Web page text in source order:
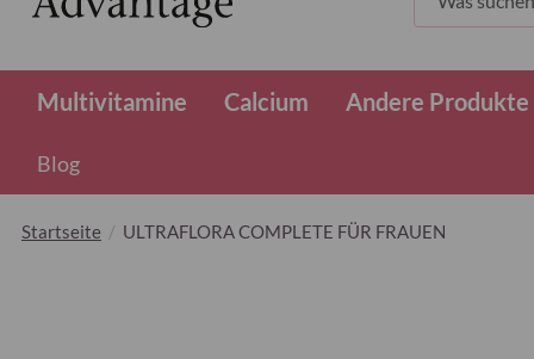
Suchen
Multivitamine Calcium Andere Produkte
Blog
Startseite ULTRAFLORA COMPLETE FÜR FRAUEN